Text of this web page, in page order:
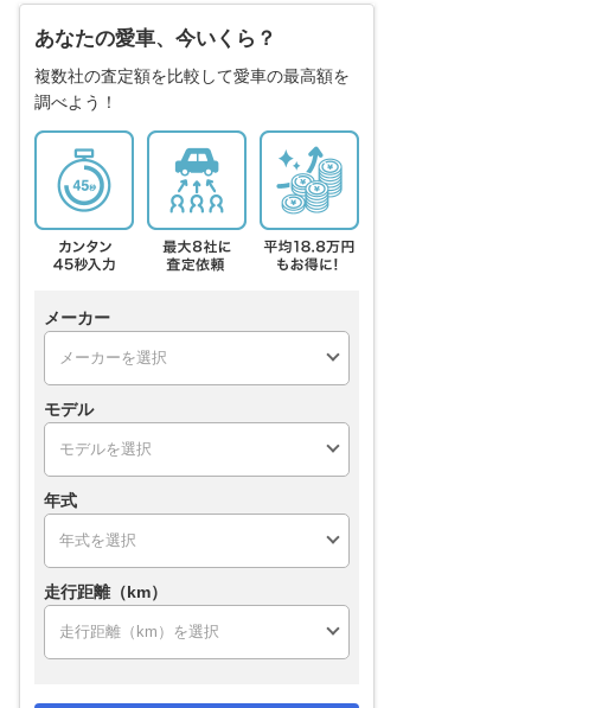
あなたの愛車、今いくら？
複数社の査定額を比較して愛車の最高額を
調べよう！
メーカー
モデル
年式
走行距離（km）